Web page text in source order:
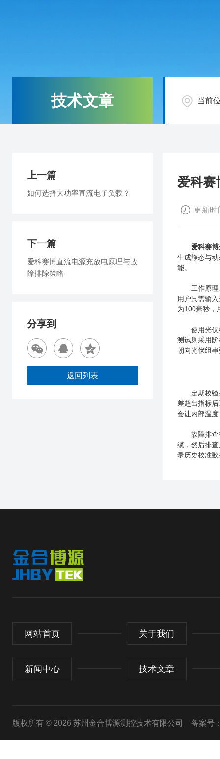
技术文章 当前
爱科赛
更新时
爱科赛
生成静态与
能。
工作原理上
用户只需输
为100毫秒，
使用光伏模
测试则采用
朝向光伏组
定期校验
差超出指标
会让内部温
故障排查需
缆，然后排
录历史校准
上一篇
如何选择大功率直流电子负载？
下一篇
爱科赛博直流电源充放电原理与故
障排除策略
分享到
返回列表
网站首页 关于我们
新闻中心 技术文章
版权所有 © 2026 苏州金合博源测控技术有限公司 备案号